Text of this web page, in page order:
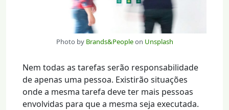
Photo by Brands&Peopleon Unsplash
Nem todas as tarefas serão responsabilidade
de apenas uma pessoa. Existirão situações
onde a mesma tarefa deve ter mais pessoas
envolvidas para que a mesma seja executada.